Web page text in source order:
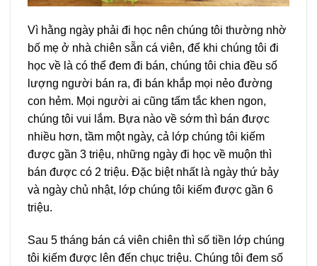
Vì hằng ngày phải đi học nên chúng tôi thường nhờ
bố mẹ ở nhà chiên sẵn cá viên, để khi chúng tôi đi
học về là có thể đem đi bán, chúng tôi chia đều số
lượng người bán ra, đi bán khắp mọi nẻo đường
con hẻm. Mọi người ai cũng tấm tắc khen ngon,
chúng tôi vui lắm. Bựa nào về sớm thì bán được
nhiều hơn, tầm một ngày, cả lớp chúng tôi kiếm
được gần 3 triệu, những ngày đi học về muộn thì
bán được có 2 triệu. Đặc biệt nhất là ngày thứ bảy
và ngày chủ nhật, lớp chúng tôi kiếm được gần 6
triệu.
Sau 5 tháng bán cá viên chiên thì số tiền lớp chúng
tôi kiếm được lên đến chục triệu. Chúng tôi đem số